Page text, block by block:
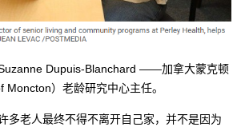
Dupuis-Blanchard ——加拿大蒙克顿
Moncton）老龄研究中心主任。
多老人最终不得不离开自己家，并不是因为